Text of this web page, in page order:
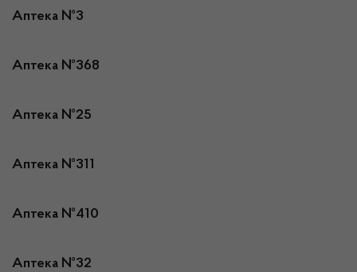
Аптека №3
Аптека №368
Аптека №25
Аптека №311
Аптека №410
Аптека №32